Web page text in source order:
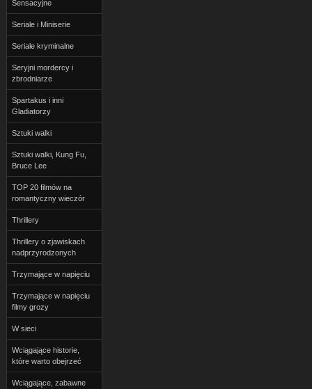
Sensacyjne
Seriale i Miniserie
Seriale kryminalne
Seryjni mordercy i
zbrodniarze
Spartakus i inni
Gladiatorzy
Sztuki walki
Sztuki walki, Kung Fu,
Bruce Lee
TOP 20 filmów na
romantyczny wieczór
Thrillery
Thrillery o zjawiskach
nadprzyrodzonych
Trzymające w napięciu
Trzymające w napięciu
filmy grozy
W sieci
Wciągające historie,
które warto obejrzeć
Wciągające, zabawne